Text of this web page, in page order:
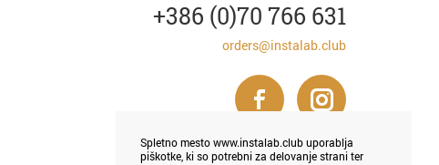
+386 (0)70 766 631
orders@instalab.club
Spletno mesto www.instalab.club uporablja
piškotke, ki so potrebni za delovanje strani ter